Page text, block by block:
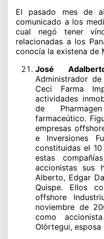
El pasado mes de
comunicado a los
cual negó tener
relacionadas a los
conocía la existena de
José
Administrador
Ceci Farma
actividades
de
farmaceútico.
empresas
e Inversiones
constituidas el
estas
accionistas sus
Alberto, Edgar
Quispe. Ellos
offshore
noviembre de
como
Olórtegui,